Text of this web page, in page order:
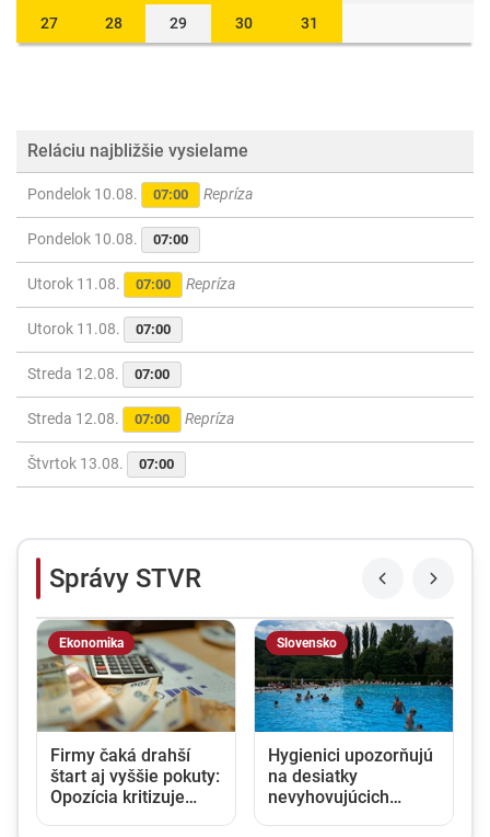
27 28 29 30 31
Reláciu najbližšie vysielame
Pondelok 10.08. 07:00 Repríza
Pondelok 10.08. 07:00
Utorok 11.08. 07:00 Repríza
Utorok 11.08. 07:00
Streda 12.08. 07:00
Streda 12.08. 07:00 Repríza
Štvrtok 13.08. 07:00
Správy STVR
Ekonomika
Firmy čaká drahší
štart aj vyššie pokuty:
Opozícia kritizuje
Slovensko
Hygienici upozorňujú
na desiatky
nevyhovujúcich